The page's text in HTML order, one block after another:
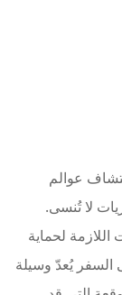
عوالم
لا تُنسى.
لحماية
السفر يُعدّ وسيلة